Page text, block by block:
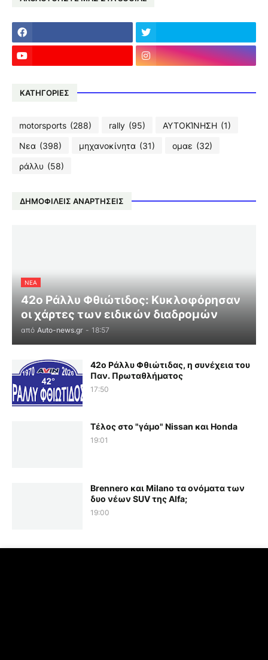
ΚΑΤΗΓΟΡΙΕΣ
motorsports (288) rally (95) ΑΥΤΟΚΊΝΗΣΗ (1)
Νεα (398) μηχανοκίνητα (31) ομαε (32)
ράλλυ (58)
ΔΗΜΟΦΙΛΕΙΣ ΑΝΑΡΤΗΣΕΙΣ
ΝΕΑ
42ο Ράλλυ Φθιώτιδος: Κυκλοφόρησαν
οι χάρτες των ειδικών διαδρομών
από Auto-news.gr - 18:57
42ο Ράλλυ Φθιώτιδας, η συνέχεια του
Παν. Πρωταθλήματος
17:50
Τέλος στο "γάμο" Nissan και Honda
19:01
Brennero και Milano τα ονόματα των
δυο νέων SUV της Alfa;
19:00